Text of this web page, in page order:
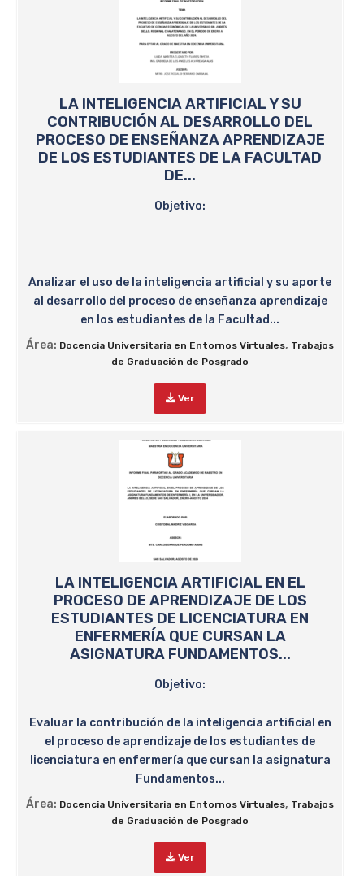
LA INTELIGENCIA ARTIFICIAL Y SU
CONTRIBUCIÓN AL DESARROLLO DEL
PROCESO DE ENSEÑANZA APRENDIZAJE
DE LOS ESTUDIANTES DE LA FACULTAD
DE...
Objetivo:
Analizar el uso de la inteligencia artificial y su aporte
al desarrollo del proceso de enseñanza aprendizaje
en los estudiantes de la Facultad...
Área: Docencia Universitaria en Entornos Virtuales, Trabajos
de Graduación de Posgrado
Ver
LA INTELIGENCIA ARTIFICIAL EN EL
PROCESO DE APRENDIZAJE DE LOS
ESTUDIANTES DE LICENCIATURA EN
ENFERMERÍA QUE CURSAN LA
ASIGNATURA FUNDAMENTOS...
Objetivo:
Evaluar la contribución de la inteligencia artificial en
el proceso de aprendizaje de los estudiantes de
licenciatura en enfermería que cursan la asignatura
Fundamentos...
Área: Docencia Universitaria en Entornos Virtuales, Trabajos
de Graduación de Posgrado
Ver